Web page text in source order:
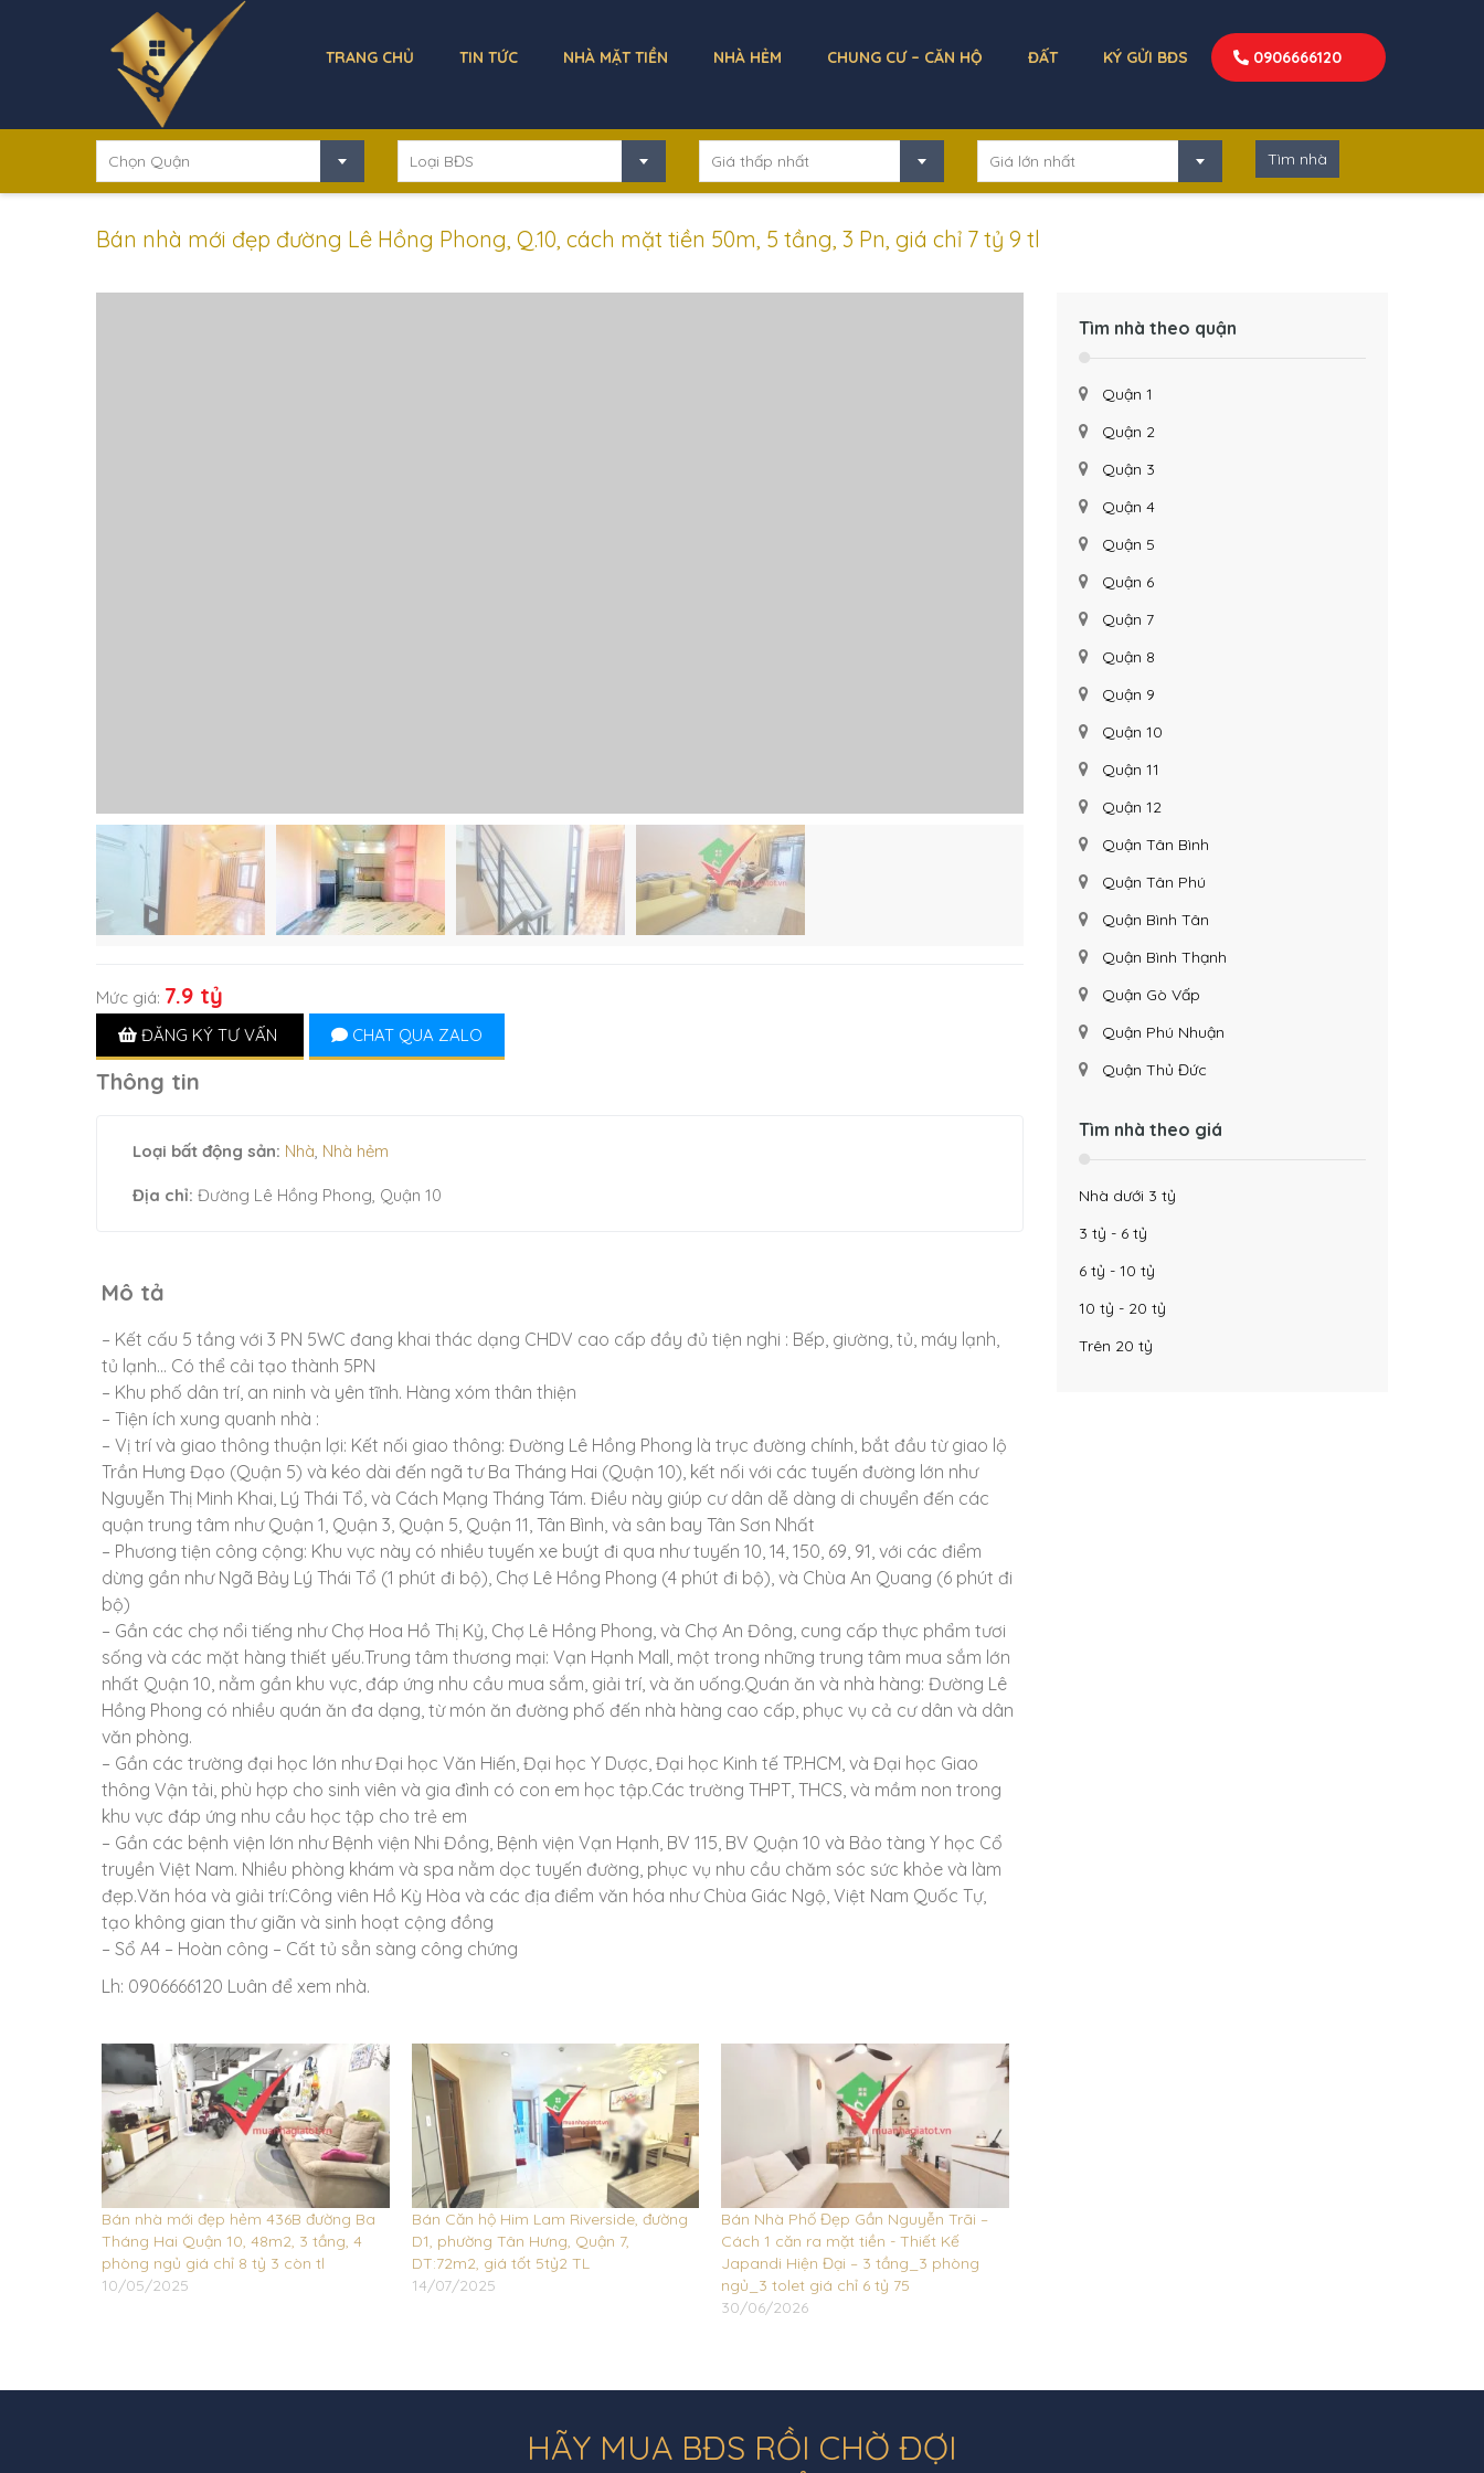
TRANG CHỦ TIN TỨC NHÀ MẶT TIỀN NHÀ HẺM CHUNG CƯ – CĂN HỘ ĐẤT KÝ GỬI BĐS 0906666120
Bán nhà mới đẹp đường Lê Hồng Phong, Q.10, cách mặt tiền 50m, 5 tầng, 3 Pn, giá chỉ 7 tỷ 9 tl
Chọn Quận Loại BĐS Giá thấp nhất Giá lớn nhất
Mức giá: 7.9 tỷ
ĐĂNG KÝ TƯ VẤN CHAT QUA ZALO
Thông tin
Loại bất động sản: Nhà, Nhà hẻm
Địa chỉ: Đường Lê Hồng Phong, Quận 10
Mô tả
– Kết cấu 5 tầng với 3 PN 5WC đang khai thác dạng CHDV cao cấp đầy đủ tiện nghi : Bếp, giường, tủ, máy lạnh,
tủ lạnh… Có thể cải tạo thành 5PN
– Khu phố dân trí, an ninh và yên tĩnh. Hàng xóm thân thiện
– Tiện ích xung quanh nhà :
– Vị trí và giao thông thuận lợi: Kết nối giao thông: Đường Lê Hồng Phong là trục đường chính, bắt đầu từ giao lộ
Trần Hưng Đạo (Quận 5) và kéo dài đến ngã tư Ba Tháng Hai (Quận 10), kết nối với các tuyến đường lớn như
Nguyễn Thị Minh Khai, Lý Thái Tổ, và Cách Mạng Tháng Tám. Điều này giúp cư dân dễ dàng di chuyển đến các
quận trung tâm như Quận 1, Quận 3, Quận 5, Quận 11, Tân Bình, và sân bay Tân Sơn Nhất
– Phương tiện công cộng: Khu vực này có nhiều tuyến xe buýt đi qua như tuyến 10, 14, 150, 69, 91, với các điểm
dừng gần như Ngã Bảy Lý Thái Tổ (1 phút đi bộ), Chợ Lê Hồng Phong (4 phút đi bộ), và Chùa An Quang (6 phút đi
bộ)
– Gần các chợ nổi tiếng như Chợ Hoa Hồ Thị Kỷ, Chợ Lê Hồng Phong, và Chợ An Đông, cung cấp thực phẩm tươi
sống và các mặt hàng thiết yếu.Trung tâm thương mại: Vạn Hạnh Mall, một trong những trung tâm mua sắm lớn
nhất Quận 10, nằm gần khu vực, đáp ứng nhu cầu mua sắm, giải trí, và ăn uống.Quán ăn và nhà hàng: Đường Lê
Hồng Phong có nhiều quán ăn đa dạng, từ món ăn đường phố đến nhà hàng cao cấp, phục vụ cả cư dân và dân
văn phòng.
– Gần các trường đại học lớn như Đại học Văn Hiến, Đại học Y Dược, Đại học Kinh tế TP.HCM, và Đại học Giao
thông Vận tải, phù hợp cho sinh viên và gia đình có con em học tập.Các trường THPT, THCS, và mầm non trong
khu vực đáp ứng nhu cầu học tập cho trẻ em
– Gần các bệnh viện lớn như Bệnh viện Nhi Đồng, Bệnh viện Vạn Hạnh, BV 115, BV Quận 10 và Bảo tàng Y học Cổ
truyền Việt Nam. Nhiều phòng khám và spa nằm dọc tuyến đường, phục vụ nhu cầu chăm sóc sức khỏe và làm
đẹp.Văn hóa và giải trí:Công viên Hồ Kỳ Hòa và các địa điểm văn hóa như Chùa Giác Ngộ, Việt Nam Quốc Tự,
tạo không gian thư giãn và sinh hoạt cộng đồng
– Sổ A4 – Hoàn công – Cất tủ sẳn sàng công chứng
Lh: 0906666120 Luân để xem nhà.
Bán nhà mới đẹp hẻm 436B đường Ba
Tháng Hai Quận 10, 48m2, 3 tầng, 4
phòng ngủ giá chỉ 8 tỷ 3 còn tl
10/05/2025
Bán Căn hộ Him Lam Riverside, đường
D1, phường Tân Hưng, Quận 7,
DT:72m2, giá tốt 5tỷ2 TL
14/07/2025
Bán Nhà Phố Đẹp Gần Nguyễn Trãi –
Cách 1 căn ra mặt tiền - Thiết Kế
Japandi Hiện Đại – 3 tầng_3 phòng
ngủ_3 tolet giá chỉ 6 tỷ 75
30/06/2026
Tìm nhà theo quận
Quận 1
Quận 2
Quận 3
Quận 4
Quận 5
Quận 6
Quận 7
Quận 8
Quận 9
Quận 10
Quận 11
Quận 12
Quận Tân Bình
Quận Tân Phú
Quận Bình Tân
Quận Bình Thạnh
Quận Gò Vấp
Quận Phú Nhuận
Quận Thủ Đức
Tìm nhà theo giá
Nhà dưới 3 tỷ
3 tỷ - 6 tỷ
6 tỷ - 10 tỷ
10 tỷ - 20 tỷ
Trên 20 tỷ
HÃY MUA BĐS RỒI CHỜ ĐỢI